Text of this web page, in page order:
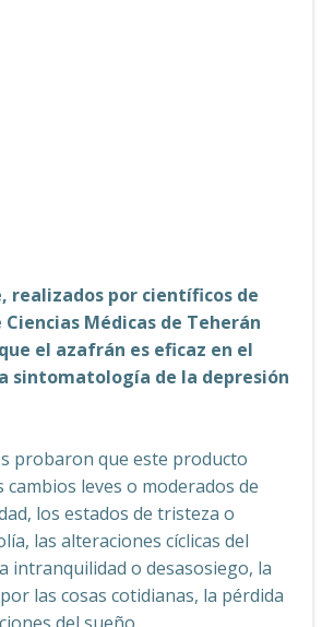
realizados por científicos de
Médicas de Teherán
el azafrán es eficaz en el
sintomatología de la depresión
probaron que este producto
cambios leves o moderados de
los estados de tristeza o
las alteraciones cíclicas del
intranquilidad o desasosiego, la
las cosas cotidianas, la pérdida